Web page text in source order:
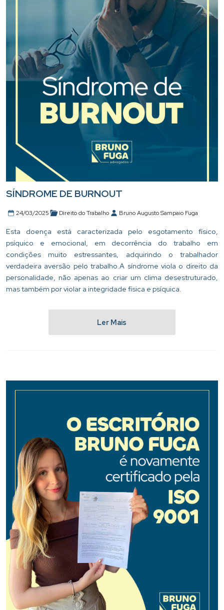
SÍNDROME DE BURNOUT
24/03/2025 Direito do Trabalho Bruno Augusto Sampaio Fuga
Esta doença está caracterizada pelo esgotamento físico,
psíquico e emocional, em decorrência do trabalho em
condições muito estressantes, adquirindo o trabalhador
verdadeira aversão pelo trabalho.A síndrome viola o direito da
personalidade, não apenas ao criar um clima desestruturado,
mas também por violar a integridade física e psíquica.
Ler Mais